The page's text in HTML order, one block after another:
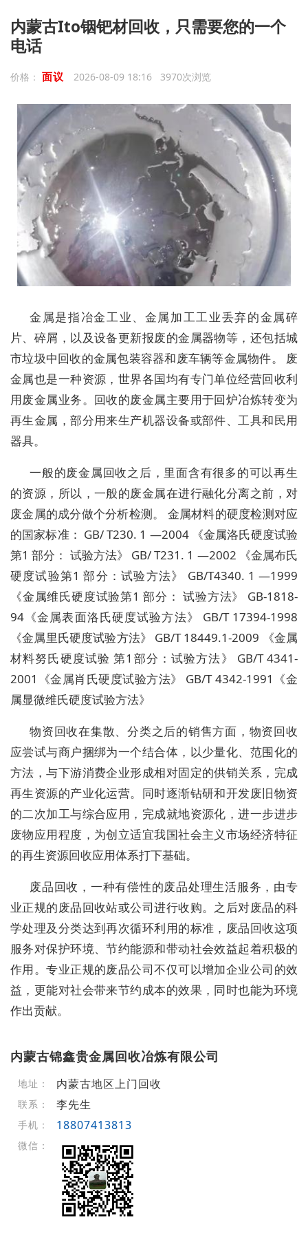
内蒙古Ito铟钯材回收，只需要您的一个
电话
价格： 面议 2026-08-09 18:16 3970次浏览
金属是指冶金工业、金属加工工业丢弃的金属碎
片、碎屑，以及设备更新报废的金属器物等，还包括城
市垃圾中回收的金属包装容器和废车辆等金属物件。 废
金属也是一种资源，世界各国均有专门单位经营回收利
用废金属业务。回收的废金属主要用于回炉冶炼转变为
再生金属，部分用来生产机器设备或部件、工具和民用
器具。
一般的废金属回收之后，里面含有很多的可以再生
的资源，所以，一般的废金属在进行融化分离之前，对
废金属的成分做个分析检测。 金属材料的硬度检测对应
的国家标准： GB/ T230. 1 —2004 《金属洛氏硬度试验
第1 部分： 试验方法》 GB/ T231. 1 —2002 《金属布氏
硬度试验第1 部分：试验方法》 GB/T4340. 1 —1999
《金属维氏硬度试验第1 部分： 试验方法》 GB-1818-
94《金属表面洛氏硬度试验方法》 GB/T 17394-1998
《金属里氏硬度试验方法》 GB/T 18449.1-2009 《金属
材料努氏硬度试验 第1部分：试验方法》 GB/T 4341-
2001《金属肖氏硬度试验方法》 GB/T 4342-1991《金
属显微维氏硬度试验方法》
物资回收在集散、分类之后的销售方面，物资回收
应尝试与商户捆绑为一个结合体，以少量化、范围化的
方法，与下游消费企业形成相对固定的供销关系，完成
再生资源的产业化运营。同时逐渐钻研和开发废旧物资
的二次加工与综合应用，完成就地资源化，进一步进步
废物应用程度，为创立适宜我国社会主义市场经济特征
的再生资源回收应用体系打下基础。
废品回收，一种有偿性的废品处理生活服务，由专
业正规的废品回收站或公司进行收购。之后对废品的科
学处理及分类达到再次循环利用的标准，废品回收这项
服务对保护环境、节约能源和带动社会效益起着积极的
作用。专业正规的废品公司不仅可以增加企业公司的效
益，更能对社会带来节约成本的效果，同时也能为环境
作出贡献。
内蒙古锦鑫贵金属回收冶炼有限公司
地址： 内蒙古地区上门回收
联系： 李先生
手机： 18807413813
微信：